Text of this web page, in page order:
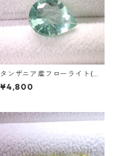
タンザニア産フローライト(蛍
光) ペアシェイプカットルース
5.46ct 13.8mm*10.8mm*7.0
¥4,800